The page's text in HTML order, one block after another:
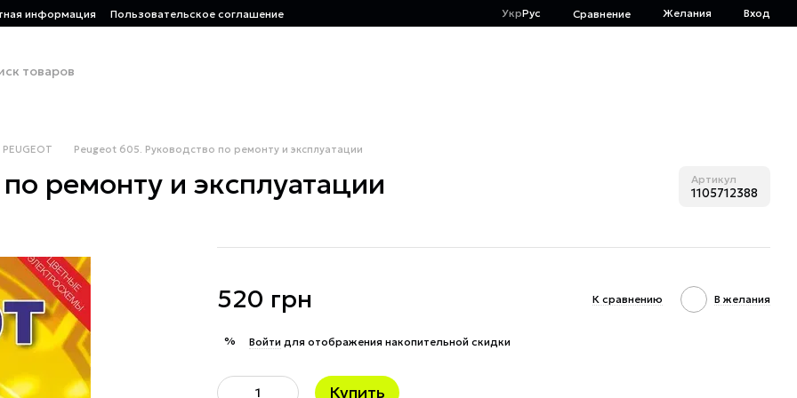
информация Пользовательское соглашение УкрРус Сравнение Желания Вход
PEUGEOT Peugeot 605. Руководство по ремонту и эксплуатации
ремонту и эксплуатации Артикул
1105712388
520 грн К сравнению В желания
% Войти для отображения накопительной скидки
Купить